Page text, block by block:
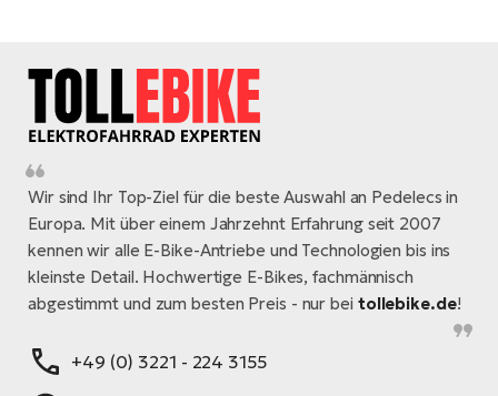
Wir sind Ihr Top-Ziel für die beste Auswahl an Pedelecs in
Europa. Mit über einem Jahrzehnt Erfahrung seit 2007
kennen wir alle E-Bike-Antriebe und Technologien bis ins
kleinste Detail. Hochwertige E-Bikes, fachmännisch
abgestimmt und zum besten Preis - nur bei tollebike.de!
+49 (0) 3221 - 224 3155